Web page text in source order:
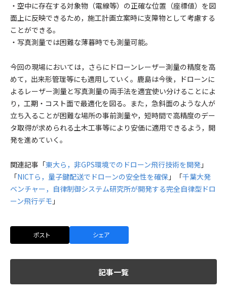
・空中に存在する対象物（電線等）の正確な位置（座標値）を図
面上に反映できるため，施工計画立案時に支障物として考慮する
ことができる。
・写真測量では困難な薄暮時でも測量可能。
今回の現場においては，さらにドローンレーザー測量の精度を高
めて，出来形管理等にも適用していく。鹿島は今後，ドローンに
よるレーザー測量と写真測量の両手法を適宜使い分けることによ
り，工期・コスト面で最適化を図る。また，急斜面のような人が
立ち入ることが困難な場所の事前測量や，短時間で高精度のデー
タ取得が求められる土木工事等により安価に適用できるよう，開
発を進めていく。
関連記事「東大ら，非GPS環境でのドローン飛行技術を開発 」
「NICTら，量子鍵配送でドローンの安全性を確保 」「千葉大発
ベンチャー，自律制御システム研究所が開発する完全自律型ドロ
ーン飛行デモ 」
ポスト シェア
記事一覧